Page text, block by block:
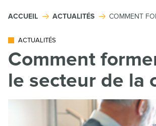
ACCUEIL ACTUALITÉS COMMENT
ACTUALITÉS
Comment
le secteur de la